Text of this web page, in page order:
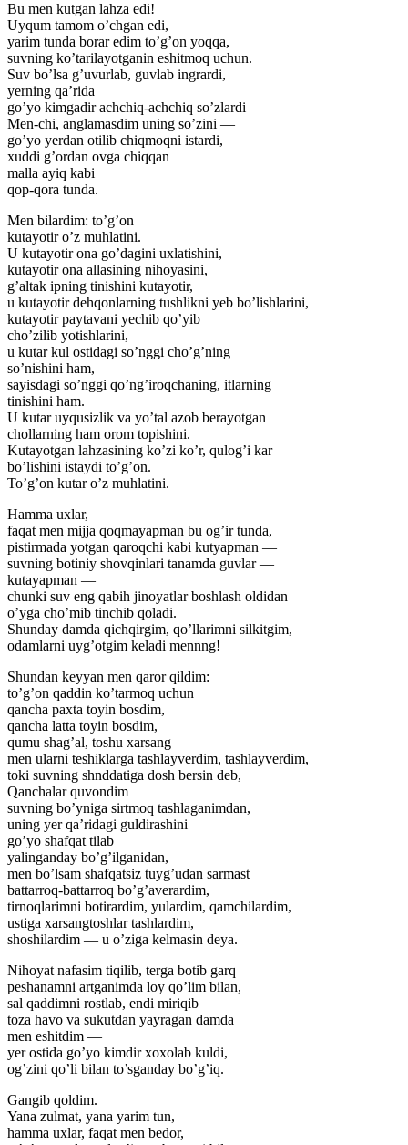
Bu men kutgan lahza edi!
Uyqum tamom o’chgan edi,
yarim tunda borar edim to’g’on yoqqa,
suvning ko’tarilayotganin eshitmoq uchun.
Suv bo’lsa g’uvurlab, guvlab ingrardi,
yerning qa’rida
go’yo kimgadir achchiq-achchiq so’zlardi —
Men-chi, anglamasdim uning so’zini —
go’yo yerdan otilib chiqmoqni istardi,
xuddi g’ordan ovga chiqqan
malla ayiq kabi
qop-qora tunda.
Men bilardim: to’g’on
kutayotir o’z muhlatini.
U kutayotir ona go’dagini uxlatishini,
kutayotir ona allasining nihoyasini,
g’altak ipning tinishini kutayotir,
u kutayotir dehqonlarning tushlikni yeb bo’lishlarini,
kutayotir paytavani yechib qo’yib
cho’zilib yotishlarini,
u kutar kul ostidagi so’nggi cho’g’ning
so’nishini ham,
sayisdagi so’nggi qo’ng’iroqchaning, itlarning
tinishini ham.
U kutar uyqusizlik va yo’tal azob berayotgan
chollarning ham orom topishini.
Kutayotgan lahzasining ko’zi ko’r, qulog’i kar
bo’lishini istaydi to’g’on.
To’g’on kutar o’z muhlatini.
Hamma uxlar,
faqat men mijja qoqmayapman bu og’ir tunda,
pistirmada yotgan qaroqchi kabi kutyapman —
suvning botiniy shovqinlari tanamda guvlar —
kutayapman —
chunki suv eng qabih jinoyatlar boshlash oldidan
o’yga cho’mib tinchib qoladi.
Shunday damda qichqirgim, qo’llarimni silkitgim,
odamlarni uyg’otgim keladi mennng!
Shundan keyyan men qaror qildim:
to’g’on qaddin ko’tarmoq uchun
qancha paxta toyin bosdim,
qancha latta toyin bosdim,
qumu shag’al, toshu xarsang —
men ularni teshiklarga tashlayverdim, tashlayverdim,
toki suvning shnddatiga dosh bersin deb,
Qanchalar quvondim
suvning bo’yniga sirtmoq tashlaganimdan,
uning yer qa’ridagi guldirashini
go’yo shafqat tilab
yalinganday bo’g’ilganidan,
men bo’lsam shafqatsiz tuyg’udan sarmast
battarroq-battarroq bo’g’averardim,
tirnoqlarimni botirardim, yulardim, qamchilardim,
ustiga xarsangtoshlar tashlardim,
shoshilardim — u o’ziga kelmasin deya.
Nihoyat nafasim tiqilib, terga botib garq
peshanamni artganimda loy qo’lim bilan,
sal qaddimni rostlab, endi miriqib
toza havo va sukutdan yayragan damda
men eshitdim —
yer ostida go’yo kimdir xoxolab kuldi,
og’zini qo’li bilan to’sganday bo’g’iq.
Gangib qoldim.
Yana zulmat, yana yarim tun,
hamma uxlar, faqat men bedor,